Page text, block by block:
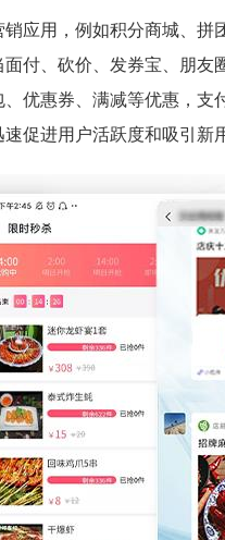
应用，例如积分商城、拼
付、砍价、发券宝、朋
优惠券、满减等优惠，
促进用户活跃度和吸引新